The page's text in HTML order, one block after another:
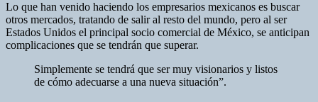
Lo que han venido haciendo los empresarios mexicanos es buscar
otros mercados, tratando de salir al resto del mundo, pero al ser
Estados Unidos el principal socio comercial de México, se anticipan
complicaciones que se tendrán que superar.
Simplemente se tendrá que ser muy visionarios y listos
de cómo adecuarse a una nueva situación”.